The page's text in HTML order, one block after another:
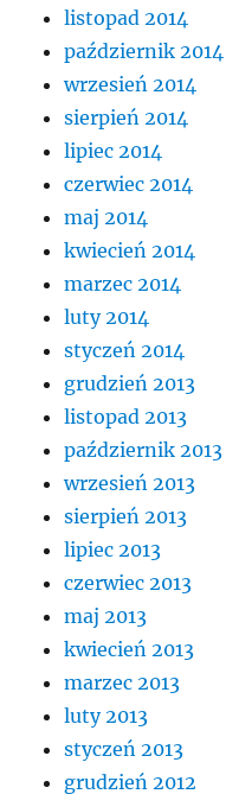
listopad 2014
październik 2014
wrzesień 2014
sierpień 2014
lipiec 2014
czerwiec 2014
maj 2014
kwiecień 2014
marzec 2014
luty 2014
styczeń 2014
grudzień 2013
listopad 2013
październik 2013
wrzesień 2013
sierpień 2013
lipiec 2013
czerwiec 2013
maj 2013
kwiecień 2013
marzec 2013
luty 2013
styczeń 2013
grudzień 2012